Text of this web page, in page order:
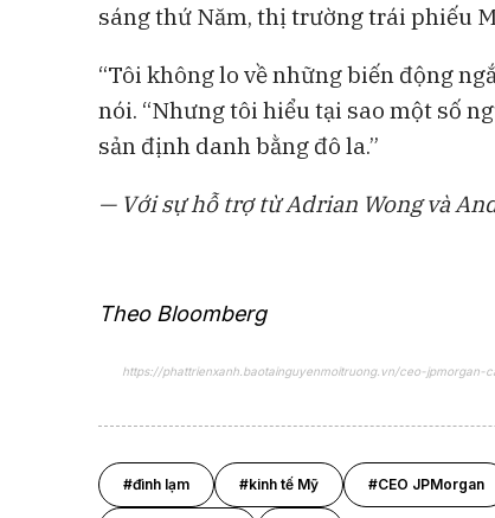
sáng thứ Năm, thị trường trái phiếu
“Tôi không lo về những biến động
nói. “Nhưng tôi hiểu tại sao một số
sản định danh bằng đô la.”
— Với sự hỗ trợ từ Adrian Wong và
Theo Bloomberg
https://phattrienxanh.baotainguyenmoitruong.vn/ceo-
#đình lạm #kinh tế Mỹ #CEO JPMorgan